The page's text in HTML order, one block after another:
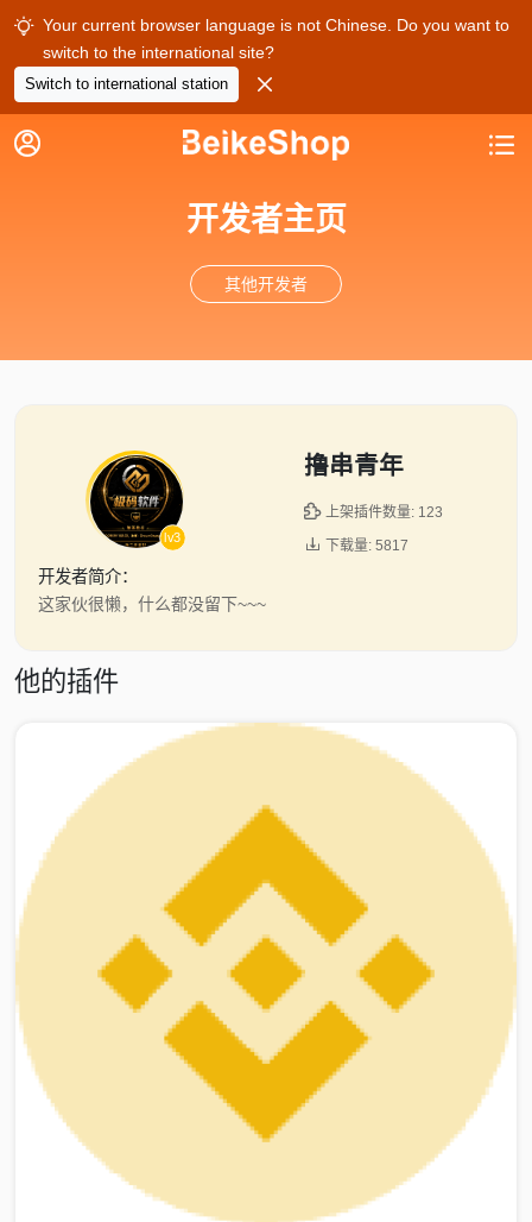
 Your current browser language is not Chinese. Do you want to
switch to the international site?
Switch to international station 
 
开发者主页
其他开发者
lv3
撸串青年
 上架插件数量: 123
 下载量: 5817
开发者简介：
这家伙很懒，什么都没留下~~~
他的插件